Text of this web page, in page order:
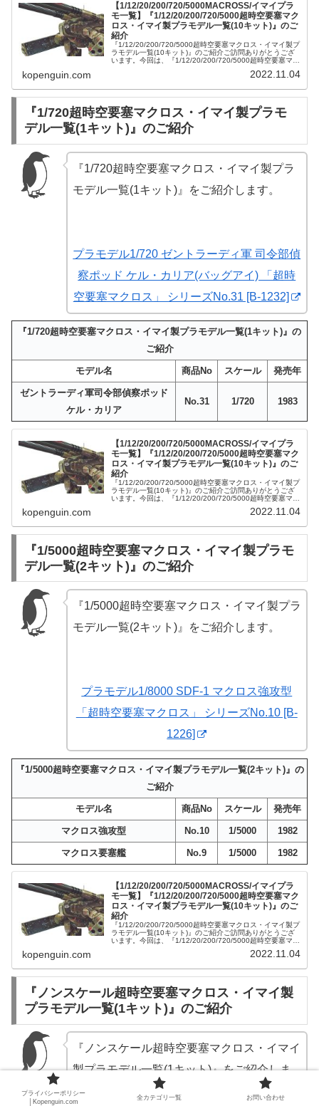
【1/12/20/200/720/5000MACROSS/イマイプラ
モ一覧】『1/12/20/200/720/5000超時空要塞マク
ロス・イマイ製プラモデル一覧(10キット)』のご
紹介
『1/12/20/200/720/5000超時空要塞マクロス・イマイ製プ
ラモデル一覧(10キット)』のご紹介ご訪問ありがとうござ
います。今回は、『1/12/20/200/720/5000超時空要塞マク
kopenguin.com 2022.11.04
『1/720超時空要塞マクロス・イマイ製プラモ
デル一覧(1キット)』のご紹介
『1/720超時空要塞マクロス・イマイ製プラ
モデル一覧(1キット)』をご紹介します。
プラモデル1/720 ゼントラーディ軍 司令部偵
察ポッド ケル・カリア(バッグアイ) 「超時
空要塞マクロス」 シリーズNo.31 [B-1232]
『1/720超時空要塞マクロス・イマイ製プラモデル一覧(1キット)』の
ご紹介
モデル名 商品No スケール 発売年
ゼントラーディ軍司令部偵察ポッド
ケル・カリア
No.31 1/720 1983
【1/12/20/200/720/5000MACROSS/イマイプラ
モ一覧】『1/12/20/200/720/5000超時空要塞マク
ロス・イマイ製プラモデル一覧(10キット)』のご
紹介
『1/12/20/200/720/5000超時空要塞マクロス・イマイ製プ
ラモデル一覧(10キット)』のご紹介ご訪問ありがとうござ
います。今回は、『1/12/20/200/720/5000超時空要塞マク
kopenguin.com 2022.11.04
『1/5000超時空要塞マクロス・イマイ製プラモ
デル一覧(2キット)』のご紹介
『1/5000超時空要塞マクロス・イマイ製プラ
モデル一覧(2キット)』をご紹介します。
プラモデル1/8000 SDF-1 マクロス強攻型
「超時空要塞マクロス」 シリーズNo.10 [B-
1226]
『1/5000超時空要塞マクロス・イマイ製プラモデル一覧(2キット)』の
ご紹介
モデル名 商品No スケール 発売年
マクロス強攻型 No.10 1/5000 1982
マクロス要塞艦 No.9 1/5000 1982
【1/12/20/200/720/5000MACROSS/イマイプラ
モ一覧】『1/12/20/200/720/5000超時空要塞マク
ロス・イマイ製プラモデル一覧(10キット)』のご
紹介
『1/12/20/200/720/5000超時空要塞マクロス・イマイ製プ
ラモデル一覧(10キット)』のご紹介ご訪問ありがとうござ
います。今回は、『1/12/20/200/720/5000超時空要塞マク
kopenguin.com 2022.11.04
『ノンスケール超時空要塞マクロス・イマイ製
プラモデル一覧(1キット)』のご紹介
『ノンスケール超時空要塞マクロス・イマイ
製プラモデル一覧(1キット)』をご紹介しま
す。
プライバシーポリシー
│Kopenguin.com
全カテゴリ一覧 お問い合わせ